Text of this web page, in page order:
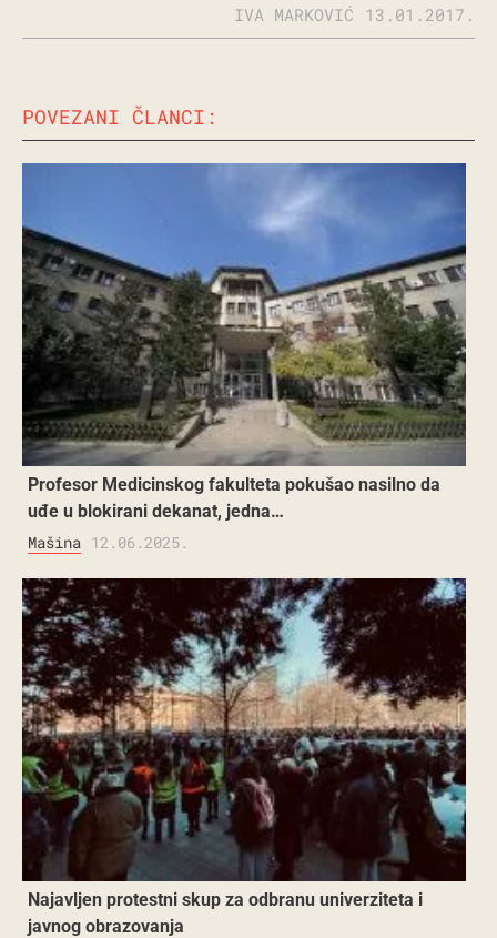
IVA MARKOVIĆ 13.01.2017.
POVEZANI ČLANCI:
Profesor Medicinskog fakulteta pokušao nasilno da
uđe u blokirani dekanat, jedna…
Mašina 12.06.2025.
Najavljen protestni skup za odbranu univerziteta i
javnog obrazovanja